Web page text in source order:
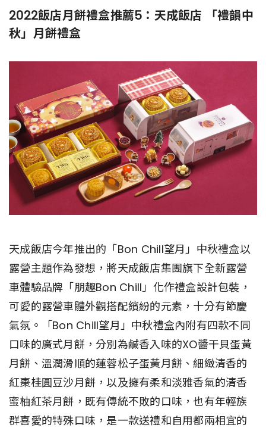
2022飯店月餅禮盒推薦5：天成飯店 「禮韻中
秋」月餅禮盒
天成飯店今年推出的「Bon Chill望月」中秋禮盒以
露營主題作為發想，將天成飯店集團旗下全新露營
車體驗品牌「朋趣Bon Chill」化作禮盒設計包裝，
可愛的露營車體外觀搭配繽紛的元素，十分有節慶
氣氛。「Bon Chill望月」中秋禮盒內附有四款不同
口味的廣式月餅，分別為鹹香入味的XO醬干貝蛋黃
月餅、溫潤滑順的蓮蓉松子蛋黃月餅、細緻清香的
紅棗桂圓豆沙月餅，以及擁有柔和淡雅香氣的清香
蜜柚紅茶月餅，既有傳統不敗的口味，也有年輕族
群喜愛的特殊口味，是一款送禮和自用都兩相宜的